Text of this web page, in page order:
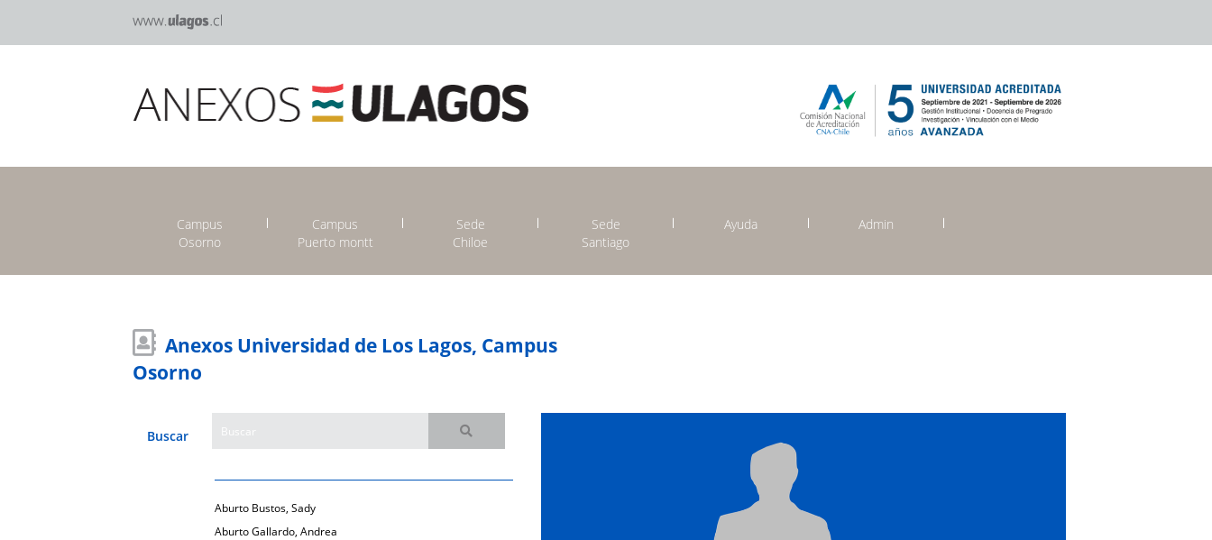
Campus
Osorno
Campus
Puerto montt
Sede
Chiloe
Sede
Santiago
Ayuda Admin
Anexos Universidad de Los Lagos, Campus
Osorno
Buscar
Aburto Bustos, Sady
Aburto Gallardo, Andrea